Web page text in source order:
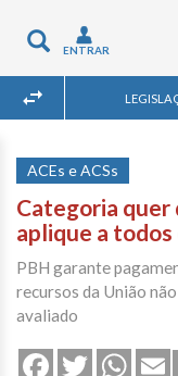
Toggle
navigation
ENTRAR
ACEs e ACSs
Categoria quer
aplique a
PBH garante
recursos da União
avaliado
FacebookTwitter